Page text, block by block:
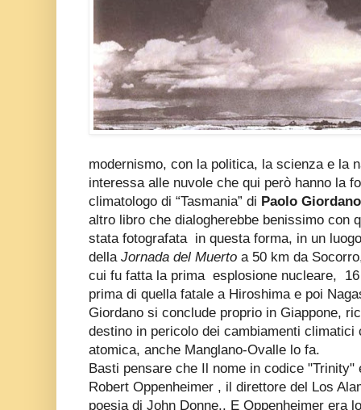
modernismo, con la politica, la scienza e la
interessa alle nuvole che qui però hanno la
climatologo di “Tasmania” di Paolo Giordano
altro libro che dialogherebbe benissimo con
stata fotografata in questa forma, in un
della Jornada del Muerto a 50 km da
cui fu fatta la prima esplosione nucleare,
prima di quella fatale a Hiroshima e poi
Giordano si conclude proprio in Giappone,
destino in pericolo dei cambiamenti climatici
atomica, anche Manglano-Ovalle lo fa.
Basti pensare che Il nome in codice
Robert Oppenheimer , il direttore del Los
poesia di John Donne,. E Oppenheimer era